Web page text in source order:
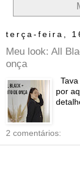
terça-feira,
Meu look: All
onça
por
2 comentários: